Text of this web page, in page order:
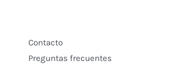
Contacto
Preguntas frecuentes